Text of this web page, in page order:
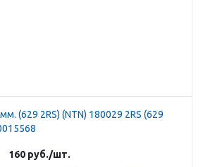
(629 2RS) (NTN) 180029 2RS (629
160 руб./шт.